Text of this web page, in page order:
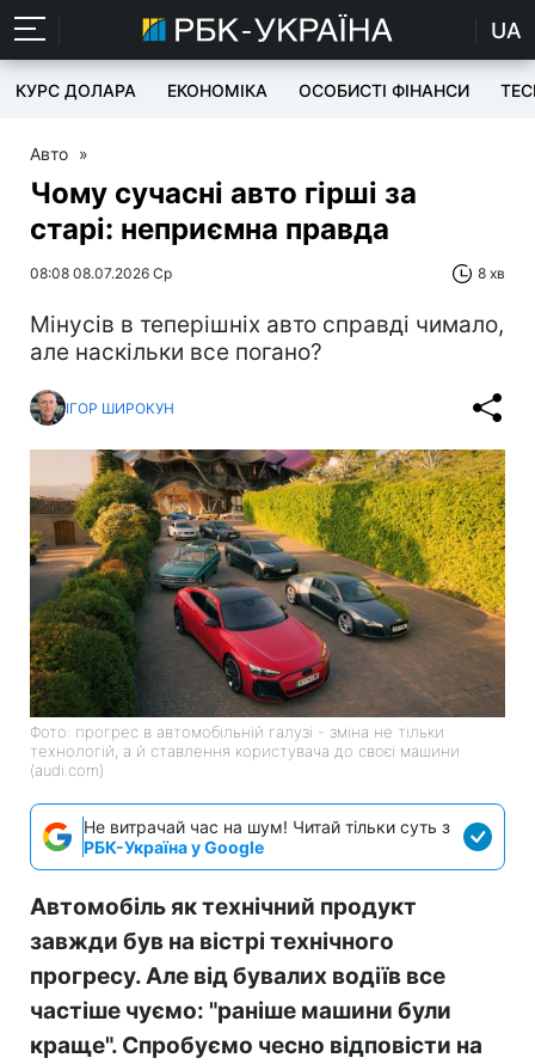
UA
КУРС ДОЛАРА ЕКОНОМІКА ОСОБИСТІ ФІНАНСИ
Авто »
Чому сучасні авто гірші за
старі: неприємна правда
08:08 08.07.2026 Ср 8 хв
Мінусів в теперішніх авто справді чимало,
але наскільки все погано?
ІГОР ШИРОКУН
Фото: прогрес в автомобільній галузі - зміна не тільки
технологій, а й ставлення користувача до своєї машини
(audi.com)
Не витрачай час на шум! Читай тільки суть з
РБК-Україна у Google
Автомобіль як технічний продукт
завжди був на вістрі технічного
прогресу. Але від бувалих водіїв все
частіше чуємо: "раніше машини були
краще". Спробуємо чесно відповісти на